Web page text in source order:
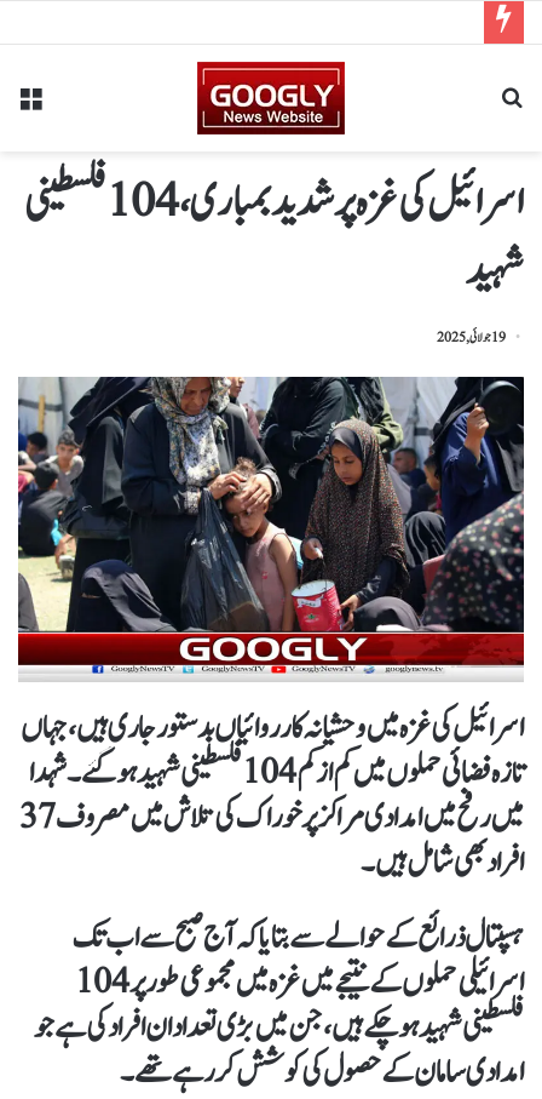
اسرائیل کی غزہ پرشدید بمباری،104فلسطینی
شہید
19 جولائی, 2025
اسرائیل کی غزہ میں وحشیانہ کارروائیاں بدستور جاری ہیں، جہاں
تازہ فضائی حملوں میں کم از کم 104 فلسطینی شہید ہو گئے۔ شہدا
میں رفح میں امدادی مراکز پر خوراک کی تلاش میں مصروف 37
افراد بھی شامل ہیں۔
ہسپتال ذرائع کے حوالے سے بتایا کہ آج صبح سے اب تک
اسرائیلی حملوں کے نتیجے میں غزہ میں مجموعی طور پر 104
فلسطینی شہید ہو چکے ہیں، جن میں بڑی تعداد ان افراد کی ہے جو
امدادی سامان کے حصول کی کوشش کر رہے تھے۔